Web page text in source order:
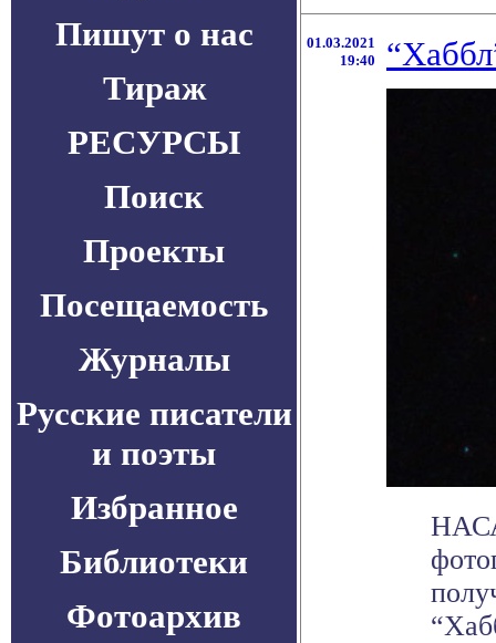
Пишут о нас
Тираж
РЕСУРСЫ
Поиск
Проекты
Посещаемость
Журналы
Русские писатели
и поэты
Избранное
Библиотеки
Фотоархив
01.03.2021
19:40